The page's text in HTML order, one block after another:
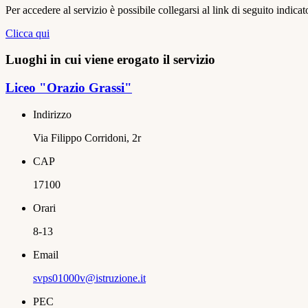
Per accedere al servizio è possibile collegarsi al link di seguito
Clicca qui
Luoghi in cui viene erogato il servizio
Liceo "Orazio Grassi"
Indirizzo
Via Filippo Corridoni, 2r
CAP
17100
Orari
8-13
Email
svps01000v@istruzione.it
PEC